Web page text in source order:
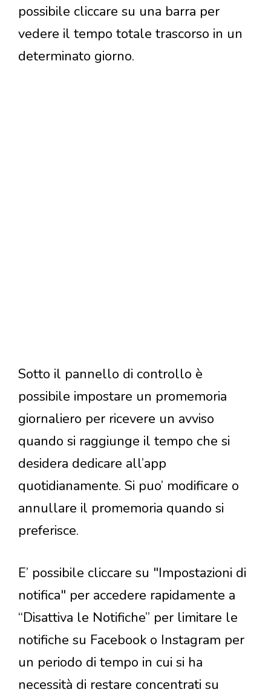
possibile cliccare su una barra per
vedere il tempo totale trascorso in un
determinato giorno.
Sotto il pannello di controllo è
possibile impostare un promemoria
giornaliero per ricevere un avviso
quando si raggiunge il tempo che si
desidera dedicare all’app
quotidianamente. Si puo’ modificare o
annullare il promemoria quando si
preferisce.
E’ possibile cliccare su "Impostazioni di
notifica" per accedere rapidamente a
“Disattiva le Notifiche” per limitare le
notifiche su Facebook o Instagram per
un periodo di tempo in cui si ha
necessità di restare concentrati su